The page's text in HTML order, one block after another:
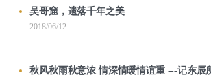
吴哥窟，遗落千年之美
2018/06/12
秋风秋雨秋意浓 情深情暖情谊重 ---记东辰